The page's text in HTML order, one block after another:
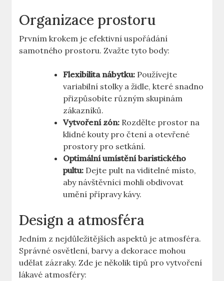
Organizace prostoru
Prvním krokem je efektivní uspořádání
samotného prostoru. Zvažte tyto body:
Flexibilita nábytku: Používejte
variabilní stolky a židle, které snadno
přizpůsobíte různým skupinám
zákazníků.
Vytvoření zón: Rozdělte prostor na
klidné kouty pro čtení a otevřené
prostory pro setkání.
Optimální umístění baristického
pultu: Dejte pult na viditelné místo,
aby návštěvníci mohli obdivovat
umění přípravy kávy.
Design a atmosféra
Jedním z nejdůležitějších aspektů je atmosféra.
Správné osvětlení, barvy a dekorace mohou
udělat zázraky. Zde je několik tipů pro vytvoření
lákavé atmosféry: